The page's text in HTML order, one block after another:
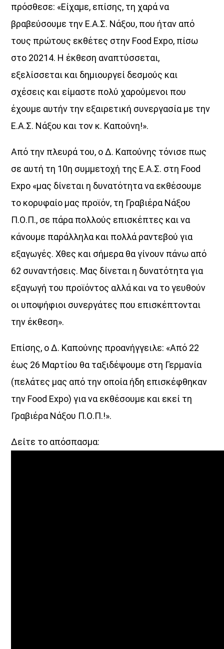
UPCOMING SHOWS
Θεμα Υγειας
22:00
14:00
14:00
ΜΟΥΣΙΚΗ
HOT 40 Θέμης Γεωργαντάς
Μελωδικές Ιστορίες
20:00
21:00
πρόσθεσε: «Είχαμε, επίσης, τη χαρά να
βραβεύσουμε την Ε.Α.Σ. Νάξου, που ήταν από
τους πρώτους εκθέτες στην Food Expo, πίσω
στο 20214. Η έκθεση αναπτύσσεται,
εξελίσσεται και δημιουργεί δεσμούς και
σχέσεις και είμαστε πολύ χαρούμενοι που
έχουμε αυτήν την εξαιρετική συνεργασία με την
Ε.Α.Σ. Νάξου και τον κ. Καπούνη!».
Από την πλευρά του, ο Δ. Καπούνης τόνισε πως
σε αυτή τη 10η συμμετοχή της Ε.Α.Σ. στη Food
Expo «μας δίνεται η δυνατότητα να εκθέσουμε
το κορυφαίο μας προϊόν, τη Γραβιέρα Νάξου
Π.Ο.Π., σε πάρα πολλούς επισκέπτες και να
κάνουμε παράλληλα και πολλά ραντεβού για
εξαγωγές. Χθες και σήμερα θα γίνουν πάνω από
62 συναντήσεις. Μας δίνεται η δυνατότητα για
εξαγωγή του προϊόντος αλλά και να το γευθούν
οι υποψήφιοι συνεργάτες που επισκέπτονται
την έκθεση».
Επίσης, ο Δ. Καπούνης προανήγγειλε: «Από 22
έως 26 Μαρτίου θα ταξιδέψουμε στη Γερμανία
(πελάτες μας από την οποία ήδη επισκέφθηκαν
την Food Expo) για να εκθέσουμε και εκεί τη
Γραβιέρα Νάξου Π.Ο.Π.!».
Δείτε το απόσπασμα: